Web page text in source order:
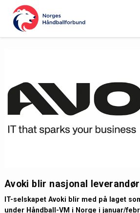
Avoki blir nasjonal
IT-selskapet Avoki blir med på laget
under Håndball-VM i Norge i januar/